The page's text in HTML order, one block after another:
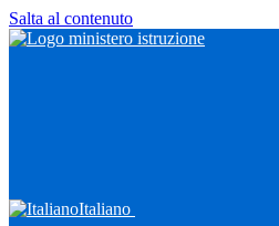
Salta al contenuto
Italiano